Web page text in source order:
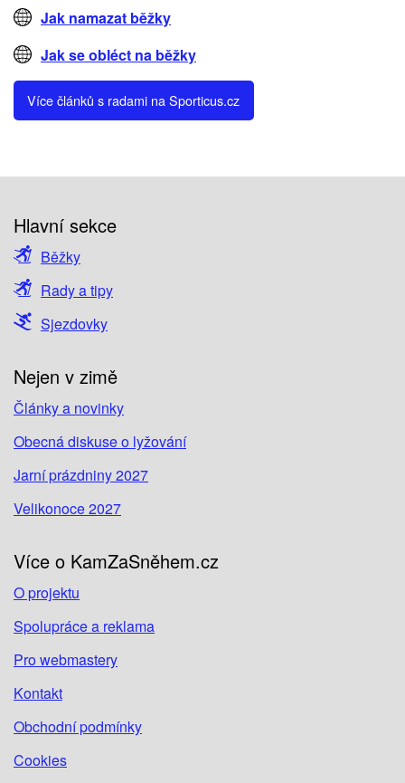
Jak namazat běžky
Jak se obléct na běžky
Více článků s radami na Sporticus.cz
Hlavní sekce
Běžky
Rady a tipy
Sjezdovky
Nejen v zimě
Články a novinky
Obecná diskuse o lyžování
Jarní prázdniny 2027
Velikonoce 2027
Více o KamZaSněhem.cz
O projektu
Spolupráce a reklama
Pro webmastery
Kontakt
Obchodní podmínky
Cookies